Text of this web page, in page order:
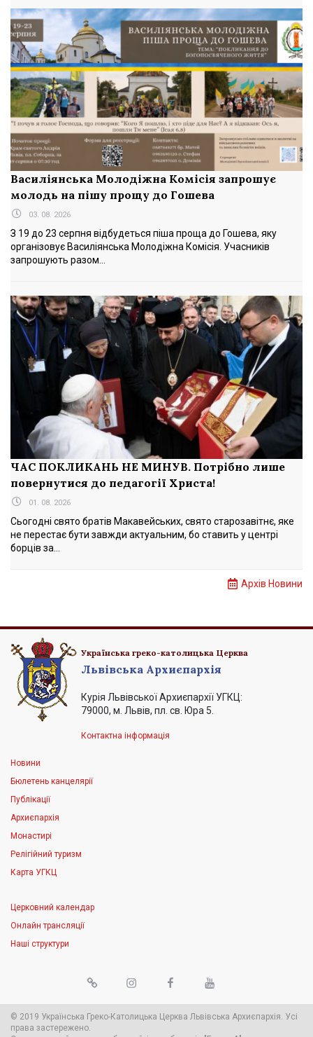
Василіянська Молодіжна Комісія запрошує
молодь на пішу прощу до Гошева
03. 08. 2026
З 19 до 23 серпня відбудеться піша проща до Гошева, яку
організовує Василіянська Молодіжна Комісія. Учасників
запрошують разом...
ЧАС ПОКЛИКАНЬ НЕ МИНУВ. Потрібно лише
повернутися до педагогії Христа!
01. 08. 2026
Сьогодні свято братів Макавейських, свято старозавітнє, яке
не перестає бути завжди актуальним, бо ставить у центрі
борців за...
Архів Новини
Українська греко-католицька Церква
Львівська Архиєпархія
Курія Львівської Архиєпархії УГКЦ:
79000, м. Львів, пл. св. Юра 5.
Контактна інформація
Новини
Бюлетень канцелярії
Публікації
Архиєпархія
Монастирі
Релігійний туризм
Карта УГКЦ
Церковний календар
Онлайн трансляції
Наші структури
© 2019 Українська Греко-Католицька Церква Львівська Архиєпархія. Усі
права застережено.